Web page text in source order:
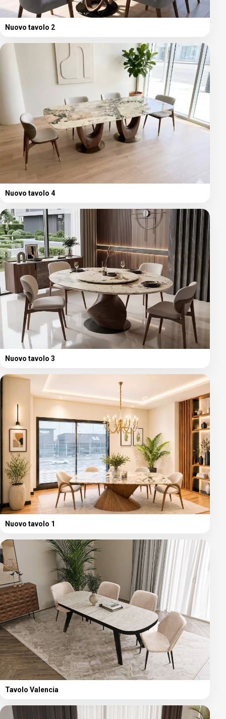
Nuovo tavolo 2
Nuovo tavolo 4
Nuovo tavolo 3
Nuovo tavolo 1
Tavolo Valencia